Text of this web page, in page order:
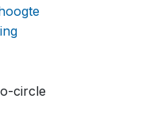
circle